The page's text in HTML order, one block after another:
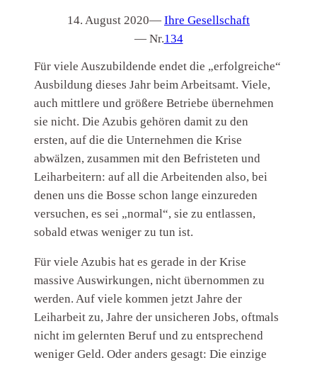
14. August 2020— Ihre Gesellschaft
— Nr.134
Für viele Auszubildende endet die „erfolgreiche“
Ausbildung dieses Jahr beim Arbeitsamt. Viele,
auch mittlere und größere Betriebe übernehmen
sie nicht. Die Azubis gehören damit zu den
ersten, auf die die Unternehmen die Krise
abwälzen, zusammen mit den Befristeten und
Leiharbeitern: auf all die Arbeitenden also, bei
denen uns die Bosse schon lange einzureden
versuchen, es sei „normal“, sie zu entlassen,
sobald etwas weniger zu tun ist.
Für viele Azubis hat es gerade in der Krise
massive Auswirkungen, nicht übernommen zu
werden. Auf viele kommen jetzt Jahre der
Leiharbeit zu, Jahre der unsicheren Jobs, oftmals
nicht im gelernten Beruf und zu entsprechend
weniger Geld. Oder anders gesagt: Die einzige